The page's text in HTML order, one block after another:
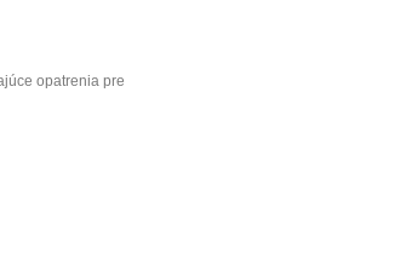
opatrenia pre